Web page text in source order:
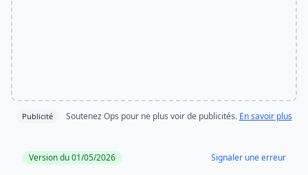
Publicité Soutenez Ops pour ne plus voir de publicités. En savoir plus
Version du 01/05/2026 Signaler une erreur